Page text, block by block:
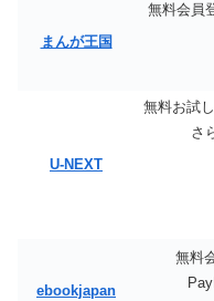
まんが王国
無料会員
U-NEXT
無料お試
さ
ebookjapan
無料